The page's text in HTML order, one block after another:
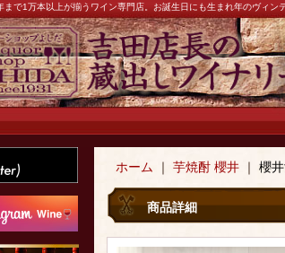
で1万本以上が揃うワイン専門店。お誕生日にも生まれ年のヴィン
ホーム ｜ 芋焼酎 櫻井 ｜ 櫻
商品詳細